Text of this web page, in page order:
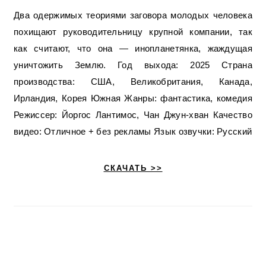
Два одержимых теориями заговора молодых человека
похищают руководительницу крупной компании, так
как считают, что она — инопланетянка, жаждущая
уничтожить Землю. Год выхода: 2025 Страна
производства: США, Великобритания, Канада,
Ирландия, Корея Южная Жанры: фантастика, комедия
Режиссер: Йоргос Лантимос, Чан Джун-хван Качество
видео: Отличное + без рекламы Язык озвучки: Русский
СКАЧАТЬ >>